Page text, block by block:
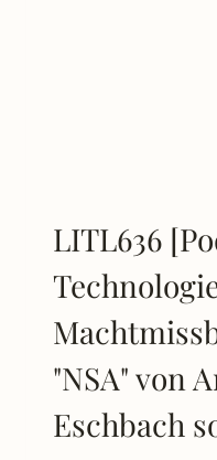
MICH
NICHT
LITL636
"NSA" von
Eschbach